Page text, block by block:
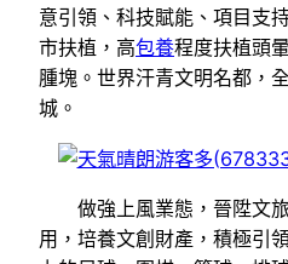
意引領、科技賦能、項目支
市扶植，高包養程度扶植頭
腫塊。世界汗青文明名都，
城。
做強上風業態，晉陞文
用，培養文創財產，積極引